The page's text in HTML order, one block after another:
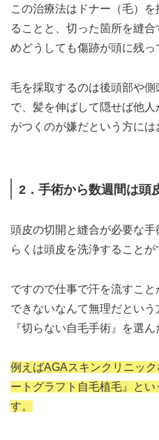
この治療法はドナー（毛）
ることと、切った箇所を縫
めどうしても傷跡が頭に残っ
毛を採取するのは後頭部や
で、髪を伸ばして隠せば他
がつくのが嫌だという方には
2．手術から数週間は頭
頭皮の切開と縫合が必要な
らくは頭皮を洗浄することが
ですので仕事で汗を流すこ
できないなんて無理だとい
『切らない自毛手術』を選ん
例えばAGAスキンクリニッ
ートグラフト自毛植毛』と
す。